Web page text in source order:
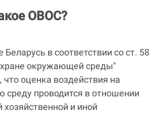
ОВОС?
Беларусь в соответствии со ст. 58
окружающей среды"
что оценка воздействия на
проводится в отношении
хозяйственной и иной